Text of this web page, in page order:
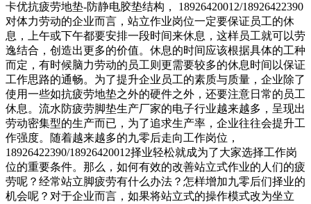
卡优抗疲劳地垫-防静电胶垫结构， 18926420012/18926422390
对体力劳动的企业而言，站立作业岗位一定要保证员工的休
息，上午或下午都要安排一段时间来休息，这样员工就可以劳
逸结合，创造出更多的价值。休息的时间应该根据具体的工种
而定，有时候脑力劳动的员工则更需要较多的休息时间以保证
工作思路的通畅。为了提升企业员工的素质与质量，企业除了
使用一些如抗疲劳地垫之外的硬件之外，还要注意日常的员工
休息。流水防疲劳脚垫生产厂家的电子行业越来越多，呈现出
劳动密集型的生产而已，为了追求生产率，企业往往会提升工
作强度。随着越来越多的九零后走向工作岗位，
18926422390/18926420012择业轻松就成为了大家选择工作岗
位的重要条件。那么，如何有效的改善站立式作业的人们的疲
劳呢？经常站立脚疲劳有什么办法？怎样增加九零后们择业的
机会呢？对于企业而言，如果将站立式的操作模式改为坐立